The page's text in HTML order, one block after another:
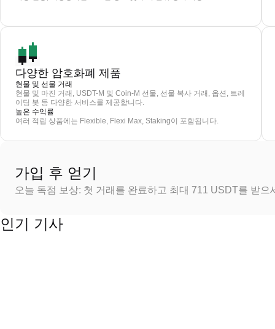
다양한 암호화폐 제품
현물 및 선물 거래
현물 및 마진 거래, USDT-M 및 Coin-M 선물, 선물 복사 거래, 옵션, 트레
이딩 봇 등 다양한 서비스를 제공합니다.
높은 수익률
여러 적립 상품에는 Flexible, Flexi Max, Staking이 포함됩니다.
가입 후 얻기
오늘 독점 보상: 첫 거래를 완료하고 최대 711 USDT를 받으
인기 기사